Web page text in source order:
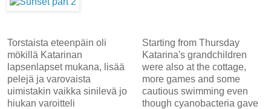
Torstaista eteenpäin oli
mökillä Katarinan
lapsenlapset mukana, lisää
pelejä ja varovaista
uimistakin vaikka sinilevä jo
hiukan varoitteli
Starting from Thursday
Katarina's grandchildren
were also at the cottage,
more games and some
cautious swimming even
though cyanobacteria gave